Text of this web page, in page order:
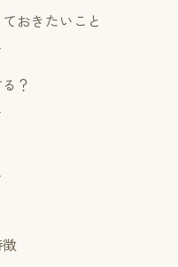
おきたいこと
？